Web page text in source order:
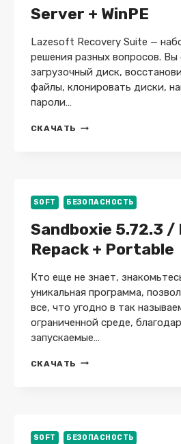
Server + WinPE
Lazesoft Recovery Suite —
решения разных вопросов.
загрузочный диск,
файлы, клонировать диски,
пароли…
СКАЧАТЬ LAZESOFT
TE
PRO
+
SERVER
WINPE
SOFT БЕЗОПАСНОСТЬ
Sandboxie 5.72.3 /
Repack + Portable
Кто еще не знает,
уникальная программа,
все, что угодно в так
ограниченной среде,
запускаемые…
СКАЧАТЬ SANDBOXIE
REPACK
SOFT БЕЗОПАСНОСТЬ